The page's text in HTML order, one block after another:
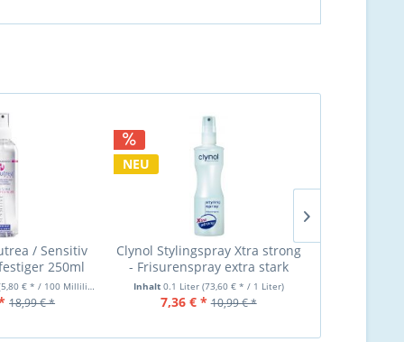
/ Sensitiv
250ml
€ * / 100 Milliliter)
18,99 € *
NEU
Clynol Stylingspray Xtra strong
- Frisurenspray extra stark
100ml 2025
Inhalt 0.1 Liter (73,60 € * / 1 Liter)
7,36 € * 10,99 € *